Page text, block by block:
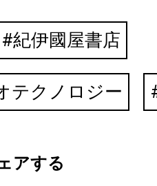
紀伊國屋書店
テクノロジー
アする